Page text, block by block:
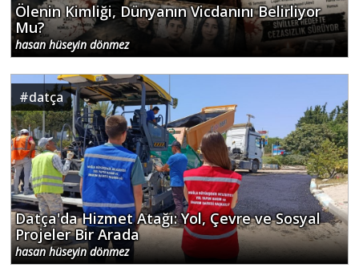
Ölenin Kimliği, Dünyanın Vicdanını Belirliyor
Mu?
hasan hüseyin dönmez
#datça
Datça'da Hizmet Atağı: Yol, Çevre ve Sosyal
Projeler Bir Arada
hasan hüseyin dönmez